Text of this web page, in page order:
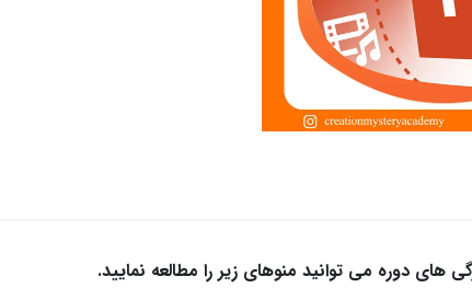
های دوره می توانید منوهای زیر را مطالعه نمایید.